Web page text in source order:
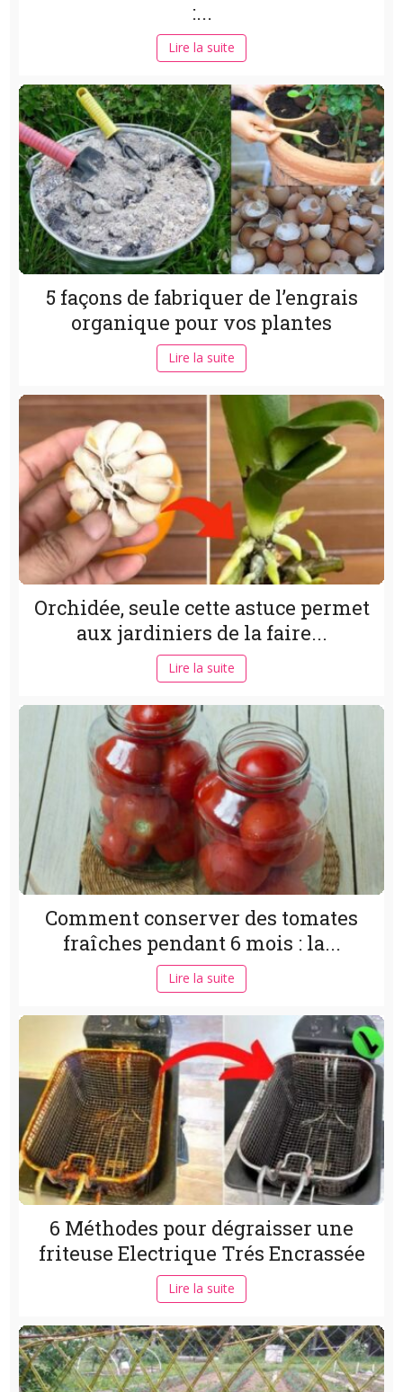
:...
Lire la suite
5 façons de fabriquer de l’engrais
organique pour vos plantes
Lire la suite
Orchidée, seule cette astuce permet
aux jardiniers de la faire...
Lire la suite
Comment conserver des tomates
fraîches pendant 6 mois : la...
Lire la suite
6 Méthodes pour dégraisser une
friteuse Electrique Trés Encrassée
Lire la suite